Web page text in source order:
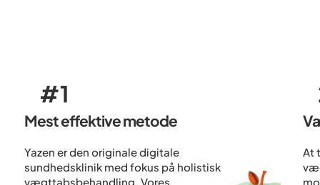
#1
Mest effektive metode
Yazen er den originale digitale
sundhedsklinik med fokus på holistisk
vægttabsbehandling. Vores
At